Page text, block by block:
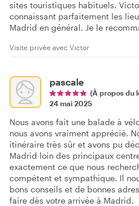
sites touristiques habituels.
connaissant parfaitement les
Madrid en général. Je le
Visite privée avec Victor
pascale
(À propos du
24 mai 2025
Nous avons fait une balade à
nous avons vraiment apprécié.
itinéraire très sûr et avons pu
Madrid loin des principaux
exactement ce que nous
compétent et sympathique. Il
bons conseils et de bonnes
faire dès votre arrivée à Madrid.